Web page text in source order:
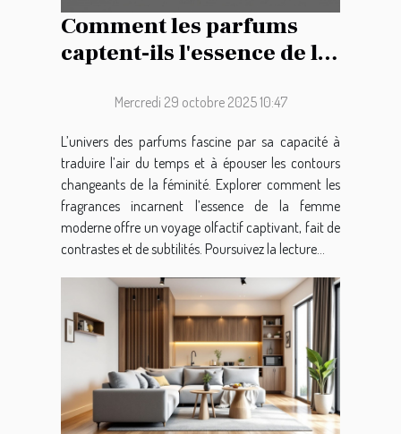
Comment les parfums
captent-ils l'essence de la
Mercredi 29 octobre 2025 10:47
L’univers des parfums fascine par sa capacité à
traduire l’air du temps et à épouser les contours
changeants de la féminité. Explorer comment les
fragrances incarnent l’essence de la femme
moderne offre un voyage olfactif captivant, fait de
contrastes et de subtilités. Poursuivez la lecture...